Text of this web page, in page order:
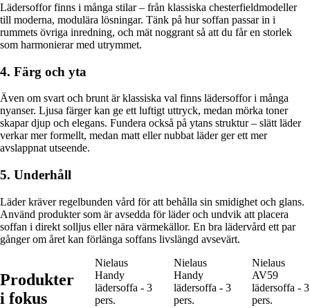
Lädersoffor finns i många stilar – från klassiska chesterfieldmodeller
till moderna, modulära lösningar. Tänk på hur soffan passar in i
rummets övriga inredning, och mät noggrant så att du får en storlek
som harmonierar med utrymmet.
4. Färg och yta
Även om svart och brunt är klassiska val finns lädersoffor i många
nyanser. Ljusa färger kan ge ett luftigt uttryck, medan mörka toner
skapar djup och elegans. Fundera också på ytans struktur – slätt läder
verkar mer formellt, medan matt eller nubbat läder ger ett mer
avslappnat utseende.
5. Underhåll
Läder kräver regelbunden vård för att behålla sin smidighet och glans.
Använd produkter som är avsedda för läder och undvik att placera
soffan i direkt solljus eller nära värmekällor. En bra lädervård ett par
gånger om året kan förlänga soffans livslängd avsevärt.
Produkter
i fokus
Nielaus
Handy
lädersoffa - 3
pers.
Nielaus
Handy
lädersoffa - 3
pers.
Nielaus
AV59
lädersoffa - 3
pers.